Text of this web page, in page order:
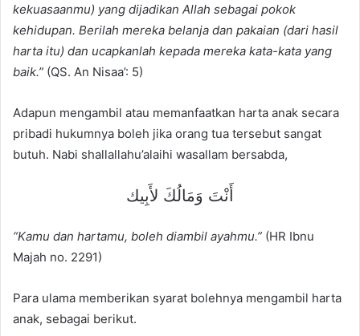
kekuasaanmu) yang dijadikan Allah sebagai pokok
kehidupan. Berilah mereka belanja dan pakaian (dari hasil
harta itu) dan ucapkanlah kepada mereka kata-kata yang
baik.” (QS. An Nisaa’: 5)
Adapun mengambil atau memanfaatkan harta anak secara
pribadi hukumnya boleh jika orang tua tersebut sangat
butuh. Nabi shallallahu’alaihi wasallam bersabda,
أَنْتَ وَمَالُكَ لأَبِيك
“Kamu dan hartamu, boleh diambil ayahmu.” (HR Ibnu
Majah no. 2291)
Para ulama memberikan syarat bolehnya mengambil harta
anak, sebagai berikut.